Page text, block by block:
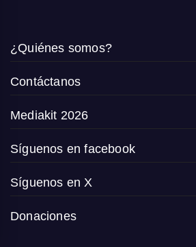
¿Quiénes somos?
Contáctanos
Mediakit 2026
Síguenos en facebook
Síguenos en X
Donaciones